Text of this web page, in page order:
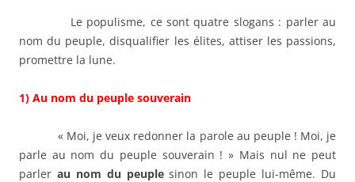
Le populisme, ce sont quatre slogans : parler au
nom du peuple, disqualifier les élites, attiser les passions,
promettre la lune.
1) Au nom du peuple souverain
« Moi, je veux redonner la parole au peuple ! Moi, je
parle au nom du peuple souverain ! » Mais nul ne peut
parler au nom du peuplesinon le peuple lui-même. Du